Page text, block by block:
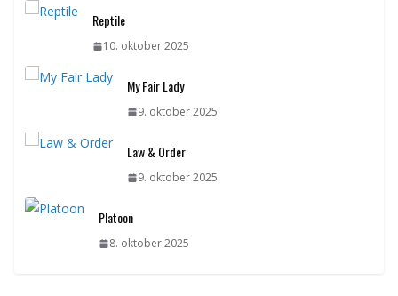
Reptile
10. oktober 2025
My Fair Lady
9. oktober 2025
Law & Order
9. oktober 2025
Platoon
8. oktober 2025